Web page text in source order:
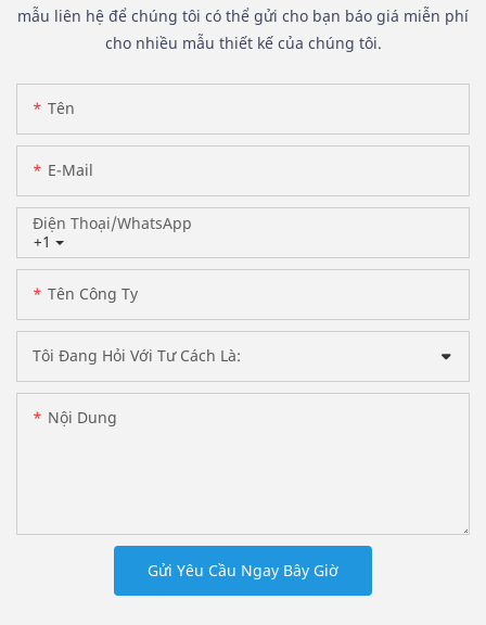
mẫu liên hệ để chúng tôi có thể gửi cho bạn báo giá miễn phí
cho nhiều mẫu thiết kế của chúng tôi.
Tên
E-Mail
+1
Điện Thoại/WhatsApp
Tên Công Ty
Tôi Đang Hỏi Với Tư Cách Là:
Nội Dung
Gửi Yêu Cầu Ngay Bây Giờ